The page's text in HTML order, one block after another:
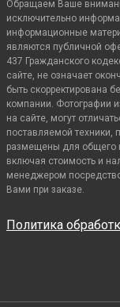
Обращаем Ваше
исключительно
информационные
являются публичной
437 Гражданского
сайте, не означает
быть скорректирована
компании. Фотографии
на сайте, могут
поставляемой техники,
размещены для общего
включая стоимость и
менеджером
Вами при заказе.
Политика